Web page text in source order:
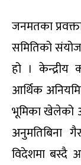
जनमतका
समितिको
हो । केन्द्रीय
आर्थिक
भूमिका खेलेको
अनुमतिबिना
विदेशमा बस्दै